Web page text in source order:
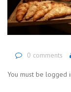
0 comments
You must be logged